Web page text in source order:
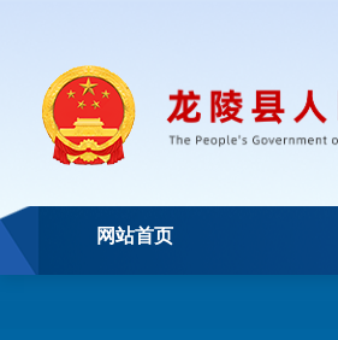
网站首页